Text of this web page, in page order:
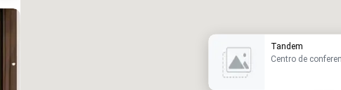
Tandem
Centro de